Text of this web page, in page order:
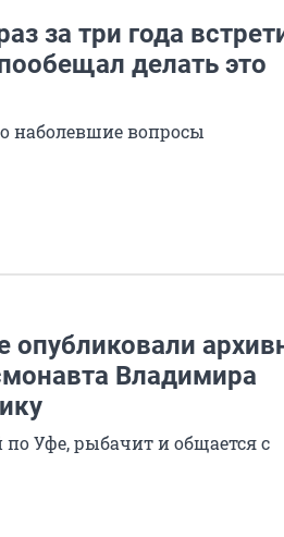
за три года
делать это
наболевшие вопросы
опубликовали
Владимира
по Уфе, рыбачит и общается с